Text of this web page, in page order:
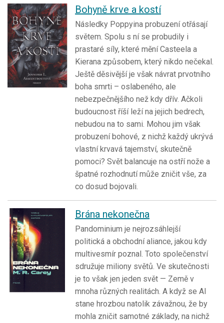
Bohyně krve a kostí
Následky Poppyina probuzení otřásají
světem. Spolu s ní se probudily i
prastaré síly, které mění Casteela a
Kierana způsobem, který nikdo nečekal.
Ještě děsivější je však návrat prvotního
boha smrti – oslabeného, ale
nebezpečnějšího než kdy dřív. Ačkoli
budoucnost říší leží na jejich bedrech,
nebudou na to sami. Mohou jim však
probuzení bohové, z nichž každý ukrývá
vlastní krvavá tajemství, skutečně
pomoci? Svět balancuje na ostří nože a
špatné rozhodnutí může zničit vše, za
co dosud bojovali.
Brána nekonečna
Pandominium je nejrozsáhlejší
politická a obchodní aliance, jakou kdy
multivesmír poznal. Toto společenství
sdružuje miliony světů. Ve skutečnosti
je to však jen jeden svět — Země v
mnoha různých realitách. A když se AI
stane hrozbou natolik závažnou, že by
mohla zničit samotné základy, na nichž